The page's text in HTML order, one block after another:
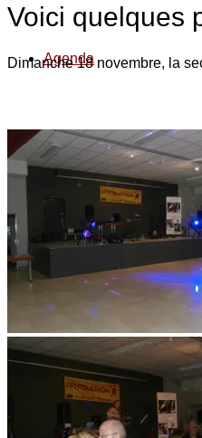
Agenda
Contact
Espace privé
Voici quelques
Dimanche 18 novembre, la